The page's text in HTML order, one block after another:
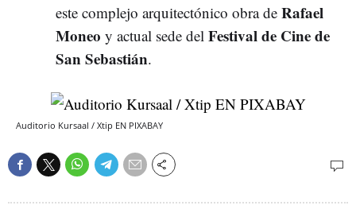
este complejo arquitectónico obra de Rafael
Moneo y actual sede del Festival de Cine de
San Sebastián.
Auditorio Kursaal / Xtip EN PIXABAY